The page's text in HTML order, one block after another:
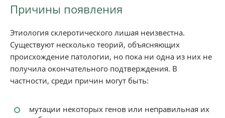
Причины появления
Этиология склеротического лишая неизвестна.
Существуют несколько теорий, объясняющих
происхождение патологии, но пока ни одна из них не
получила окончательного подтверждения. В
частности, среди причин могут быть:
мутации некоторых генов или неправильная их